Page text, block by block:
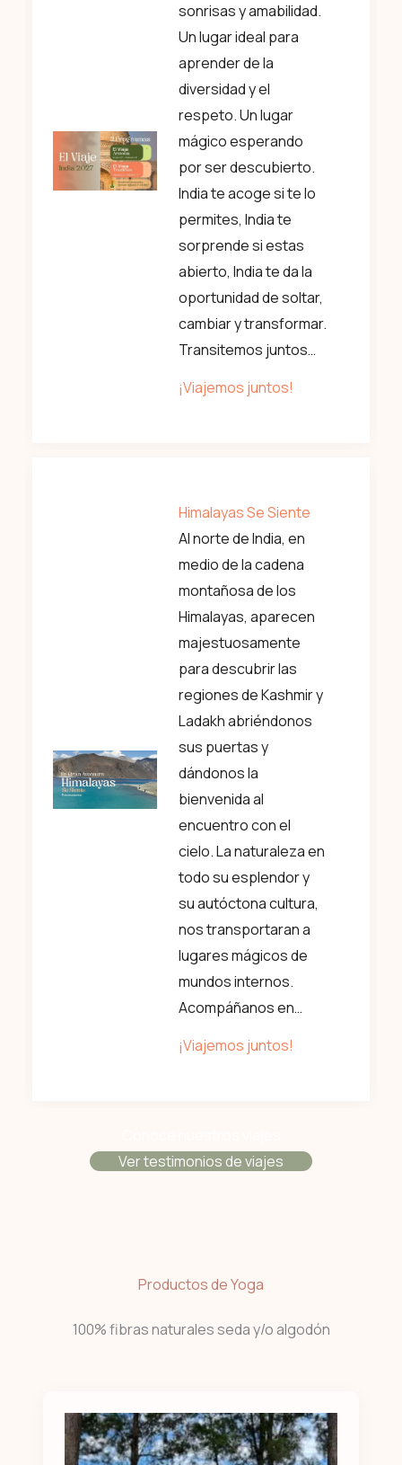
sonrisas y amabilidad.
Un lugar ideal para
aprender de la
diversidad y el
respeto. Un lugar
mágico esperando
por ser descubierto.
India te acoge si te lo
permites, India te
sorprende si estas
abierto, India te da la
oportunidad de soltar,
cambiar y transformar.
Transitemos juntos…
¡Viajemos juntos!
Himalayas Se Siente
Al norte de India, en
medio de la cadena
montañosa de los
Himalayas, aparecen
majestuosamente
para descubrir las
regiones de Kashmir y
Ladakh abriéndonos
sus puertas y
dándonos la
bienvenida al
encuentro con el
cielo. La naturaleza en
todo su esplendor y
su autóctona cultura,
nos transportaran a
lugares mágicos de
mundos internos.
Acompáñanos en…
¡Viajemos juntos!
Ver testimonios de viajes
Productos de Yoga
100% fibras naturales seda y/o algodón